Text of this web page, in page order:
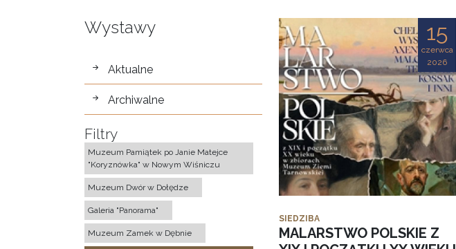
Wystawy
wystawy
Aktualne
Archiwalne
Filtry
Muzeum Pamiątek po Janie Matejce
"Koryznówka" w Nowym Wiśniczu
Muzeum Dwór w Dołędze
Galeria "Panorama"
Muzeum Zamek w Dębnie
15
czerwca
2026
SIEDZIBA
MALARSTWO POLSKIE Z